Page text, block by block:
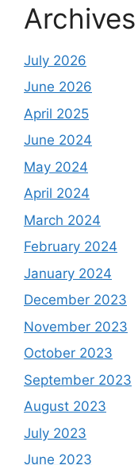
Archives
July 2026
June 2026
April 2025
June 2024
May 2024
April 2024
March 2024
February 2024
January 2024
December 2023
November 2023
October 2023
September 2023
August 2023
July 2023
June 2023